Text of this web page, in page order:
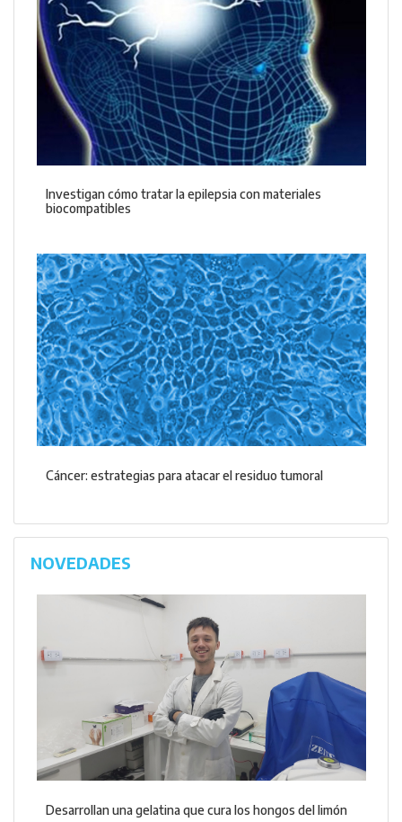
Investigan cómo tratar la epilepsia con materiales
biocompatibles
Cáncer: estrategias para atacar el residuo tumoral
NOVEDADES
Desarrollan una gelatina que cura los hongos del limón